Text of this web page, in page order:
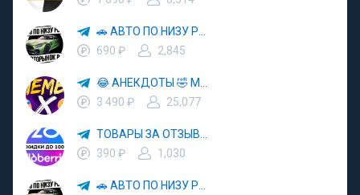
690 ₽
2,845
3 490 ₽
25,077
390 ₽
1,030